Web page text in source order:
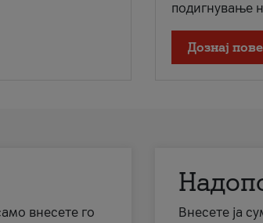
подигнување
Дознај
внесете го
Внесете ја